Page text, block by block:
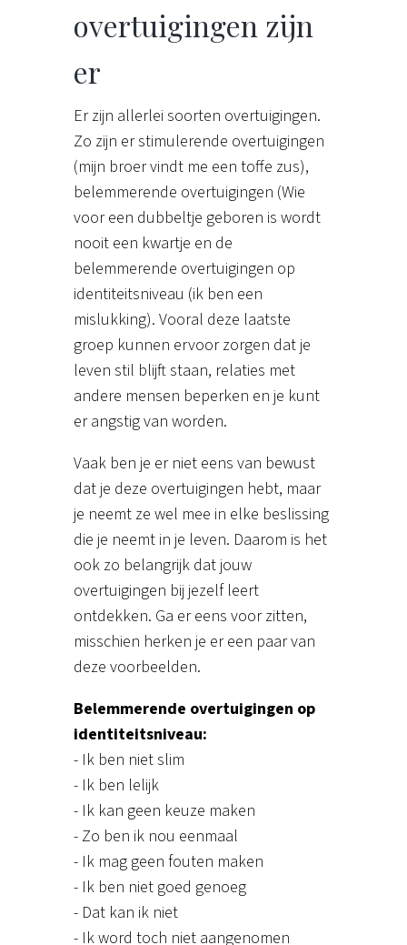
overtuigingen zijn
er
Er zijn allerlei soorten overtuigingen.
Zo zijn er stimulerende overtuigingen
(mijn broer vindt me een toffe zus),
belemmerende overtuigingen (Wie
voor een dubbeltje geboren is wordt
nooit een kwartje en de
belemmerende overtuigingen op
identiteitsniveau (ik ben een
mislukking). Vooral deze laatste
groep kunnen ervoor zorgen dat je
leven stil blijft staan, relaties met
andere mensen beperken en je kunt
er angstig van worden.
Vaak ben je er niet eens van bewust
dat je deze overtuigingen hebt, maar
je neemt ze wel mee in elke beslissing
die je neemt in je leven. Daarom is het
ook zo belangrijk dat jouw
overtuigingen bij jezelf leert
ontdekken. Ga er eens voor zitten,
misschien herken je er een paar van
deze voorbeelden.
Belemmerende overtuigingen op
identiteitsniveau:
- Ik ben niet slim
- Ik ben lelijk
- Ik kan geen keuze maken
- Zo ben ik nou eenmaal
- Ik mag geen fouten maken
- Ik ben niet goed genoeg
- Dat kan ik niet
- Ik word toch niet aangenomen